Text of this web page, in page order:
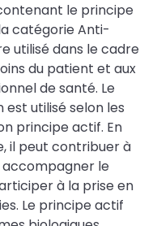
le principe
catégorie Anti-
utilisé dans le cadre
du patient et aux
de santé. Le
utilisé selon les
principe actif. En
il peut contribuer à
le
à la prise en
Le principe actif